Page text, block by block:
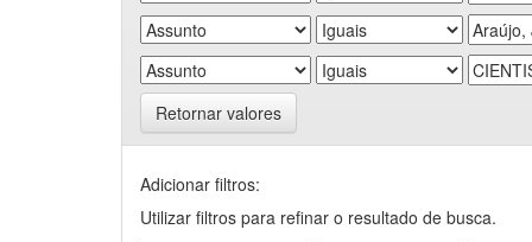
Retornar valores
Adicionar filtros:
Utilizar filtros para refinar o resultado de busca.